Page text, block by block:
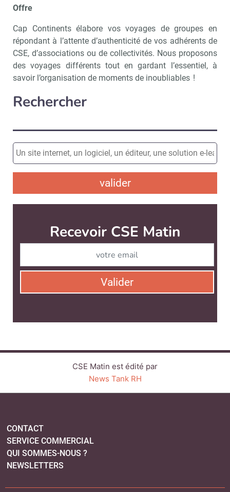
Offre
Cap Continents élabore vos voyages de groupes en
répondant à l’attente d’authenticité de vos adhérents de
CSE, d’associations ou de collectivités. Nous proposons
des voyages différents tout en gardant l’essentiel, à
savoir l’organisation de moments de inoubliables !
Rechercher
valider
Recevoir CSE Matin
Valider
CSE Matin est édité par
News Tank RH
CONTACT
SERVICE COMMERCIAL
QUI SOMMES-NOUS ?
NEWSLETTERS